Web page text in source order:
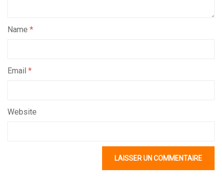
Name *
Email *
Website